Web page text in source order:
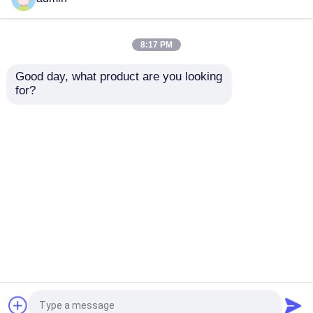
Μονόφθαλμα θερμικής απεικόνισης
Ενότητα αποστασιομέτρων λέιζερ
Ηλεκτρική αβούρτσιστη ΣΥΝΕΧΗΣ μηχανή
Status Code 403
εργοστάσιο.Copyright © 2026 XIXIAN FORWARD
8:17 PM
Good day, what product are you looking
for?